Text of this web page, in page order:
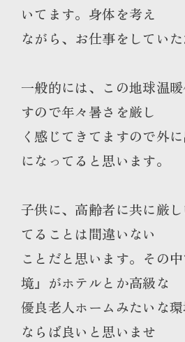
いてます。身体を考え
ながら、お仕事をしていた
一般的には、この地球温
すので年々暑さを厳し
く感じてきてますので外
になってると思います。
子供に、高齢者に共に厳
てることは間違いない
ことだと思います。その
境』がホテルとか高級な
優良老人ホームみたいな
ならば良いと思いませ